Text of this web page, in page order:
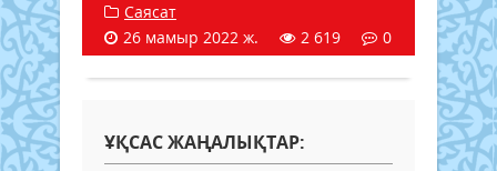
Саясат
26 мамыр 2022 ж.
2 619 0
ҰҚСАС ЖАҢАЛЫҚТАР: